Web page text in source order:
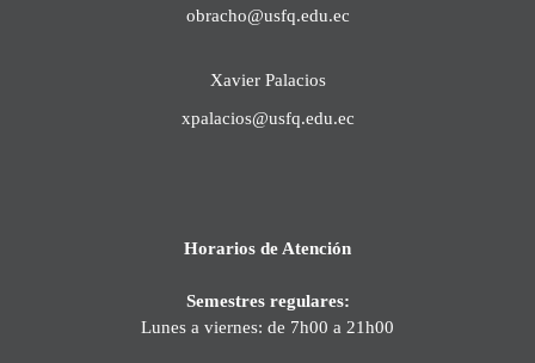
obracho@usfq.edu.ec
Xavier Palacios
xpalacios@usfq.edu.ec
Horarios de Atención
Semestres regulares:
Lunes a viernes: de 7h00 a 21h00